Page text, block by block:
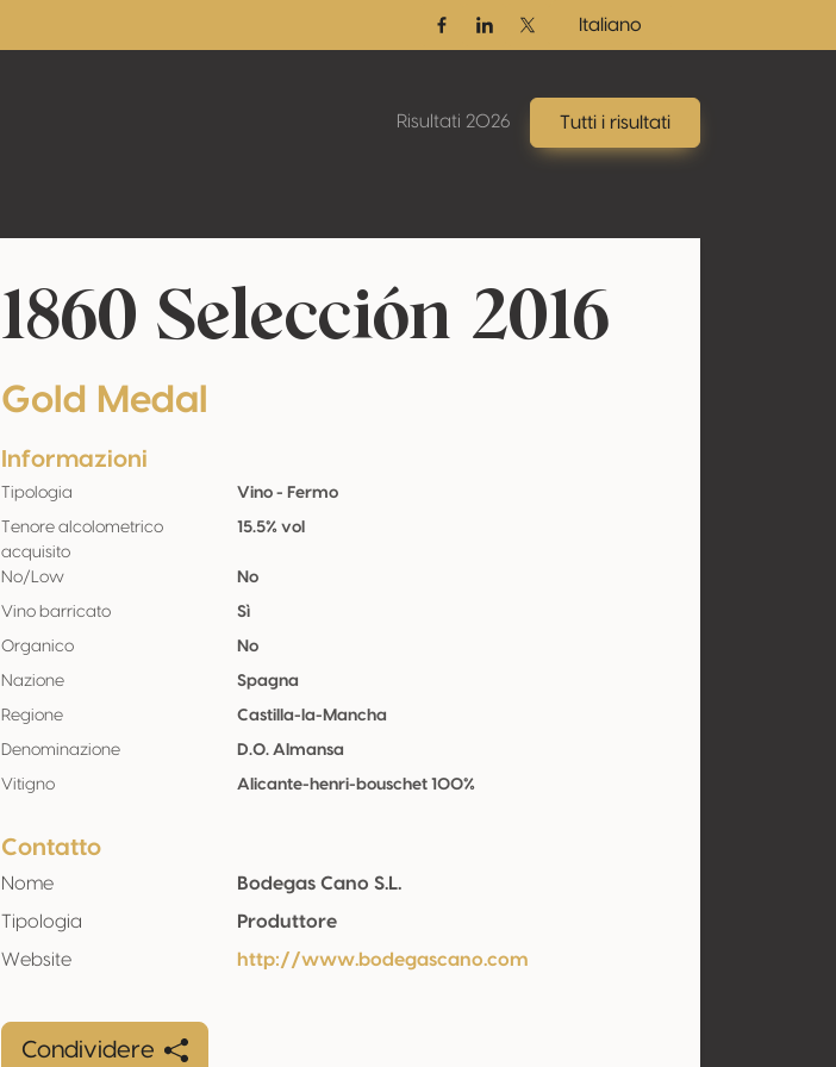
FacebookLinkedinTwitter / X
Italiano
Risultati 2026 Tutti i risultati
1860 Selección 2016
Gold Medal
Informazioni
Tipologia Vino - Fermo
Tenore alcolometrico
acquisito
15.5% vol
No/Low No
Vino barricato Sì
Organico No
Nazione Spagna
Regione Castilla-la-Mancha
Denominazione D.O. Almansa
Vitigno Alicante-henri-bouschet 100%
Contatto
Nome
Bodegas Cano S.L.
Tipologia
Produttore
Website
http://www.bodegascano.com
Condividere